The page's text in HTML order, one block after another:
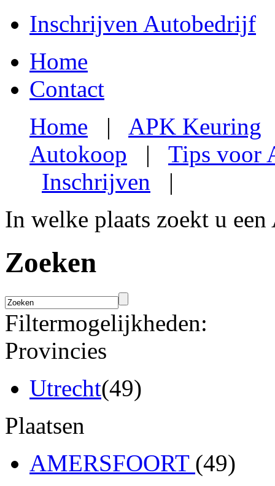
Inschrijven Autobedrijf
Home
Contact
Home | APK Keuring
Autokoop | Tips voor
Inschrijven |
In welke plaats zoekt u
Zoeken
Filtermogelijkheden:
Provincies
Utrecht(49)
Plaatsen
AMERSFOORT (49)